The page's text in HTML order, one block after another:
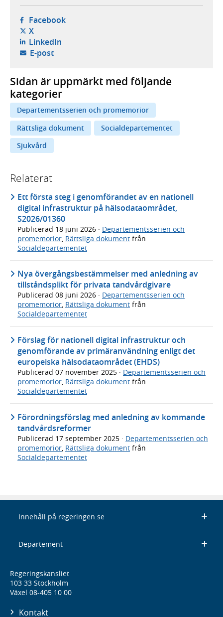
Facebook- öppnas i ny flik, extern webbplats,
X- öppnas i ny flik, extern webbplats,
LinkedIn- öppnas i ny flik, extern webbplats,
E-post- öppnar din e-postklient,
Sidan är uppmärkt med följande
kategorier
Departementsserien och promemorior
Rättsliga dokument
Socialdepartementet
Sjukvård
Relaterat
Ett första steg i genomförandet av en nationell
digital infrastruktur på hälsodataområdet,
S2026/01360
Publicerad 18 juni 2026 · Departementsserien och
promemorior Rättsliga dokument från
Socialdepartementet
Nya övergångsbestämmelser med anledning av
tillståndsplikt för privata tandvårdgivare
Publicerad 08 juni 2026 · Departementsserien och
promemorior, Rättsliga dokument från
Socialdepartementet
Förslag för nationell digital infrastruktur och
genomförande av primäranvändning enligt det
europeiska hälsodataområdet (EHDS)
Publicerad 07 november 2025 · Departementsserien och
promemorior, Rättsliga dokument från
Socialdepartementet
Förordningsförslag med anledning av kommande
tandvårdsreformer
Publicerad 17 september 2025 · Departementsserien och
promemorior Rättsliga dokument från
Socialdepartementet
Innehåll på regeringen.se
Departement
Regeringskansliet
103 33 Stockholm
Växel 08-405 10 00
Kontakt